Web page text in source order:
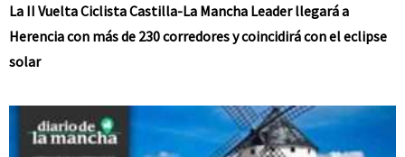
La II Vuelta Ciclista Castilla-La Mancha Leader llegará a
Herencia con más de 230 corredores y coincidirá con el eclipse
solar